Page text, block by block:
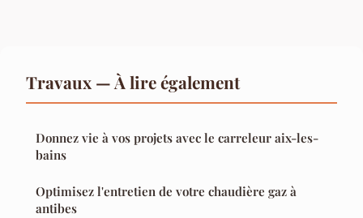
Travaux — À lire également
Donnez vie à vos projets avec le carreleur aix-les-
bains
Optimisez l'entretien de votre chaudière gaz à
antibes